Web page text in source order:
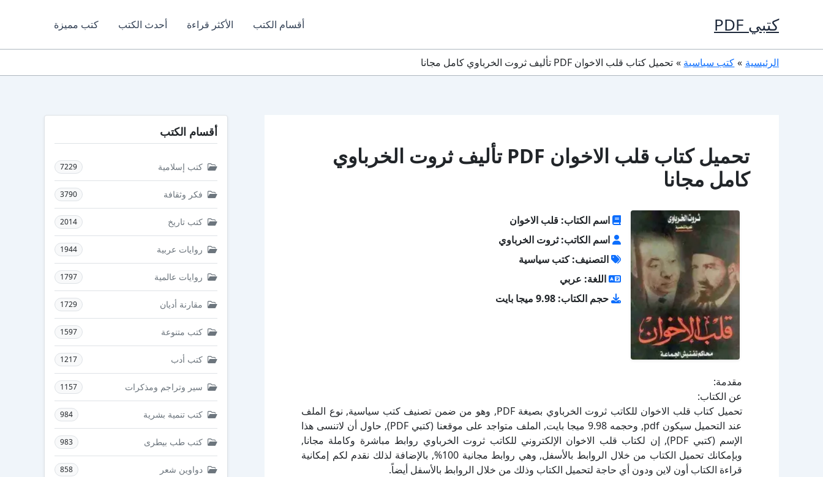
كتبي PDF أقسام الكتب الأكثر قراءة أحدث الكتب كتب مميزة
الرئيسية كتب سياسية تحميل كتاب قلب الاخوان PDF تأليف ثروت الخرباوي كامل مجانا
تحميل كتاب قلب الاخوان PDF تأليف ثروت الخرباوي
كامل مجانا
اسم الكتاب: قلب الاخوان
اسم الكاتب: ثروت الخرباوي
التصنيف: كتب سياسية
اللغة: عربي
حجم الكتاب: 9.98 ميجا بايت
مقدمة:
عن الكتاب:
تحميل كتاب قلب الاخوان للكاتب ثروت الخرباوي بصيغة PDF, وهو من ضمن تصنيف كتب سياسية, نوع الملف
عند التحميل سيكون pdf, وحجمه 9.98 ميجا بايت, الملف متواجد على موقعنا (كتبي PDF), حاول أن لاتنسى هذا
الإسم (كتبي PDF), إن لكتاب قلب الاخوان الإلكتروني للكاتب ثروت الخرباوي روابط مباشرة وكاملة مجانا,
وبإمكانك تحميل الكتاب من خلال الروابط بالأسفل, وهي روابط مجانية 100%, بالإضافة لذلك نقدم لكم إمكانية
قراءة الكتاب أون لاين ودون أي حاجة لتحميل الكتاب وذلك من خلال الروابط بالأسفل أيضاً.
أقسام الكتب
كتب إسلامية 7229
فكر وثقافة 3790
كتب تاريخ 2014
روايات عربية 1944
روايات عالمية 1797
مقارنة أديان 1729
كتب متنوعة 1597
كتب أدب 1217
سير وتراجم ومذكرات 1157
كتب تنمية بشرية 984
كتب طب بيطرى 983
دواوين شعر 858